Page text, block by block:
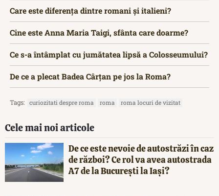
Care este diferența dintre romani și italieni?
Cine este Anna Maria Taigi, sfânta care doarme?
Ce s-a întâmplat cu jumătatea lipsă a Colosseumului?
De ce a plecat Badea Cârțan pe jos la Roma?
Tags: curiozitati despre roma roma roma locuri de vizitat
Cele mai noi articole
De ce este nevoie de autostrăzi în caz
de război? Ce rol va avea autostrada
A7 de la București la Iași?